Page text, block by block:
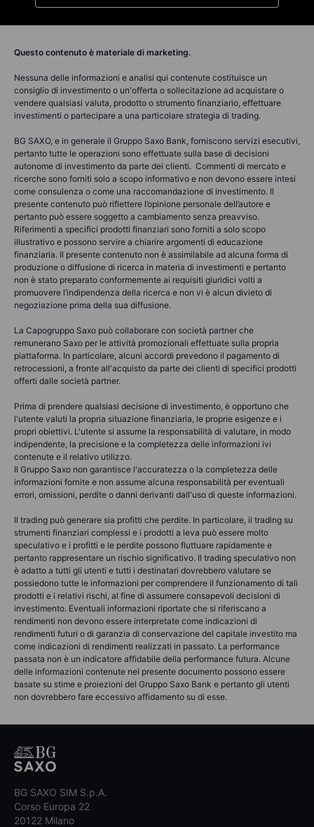
Questo contenuto è materiale di marketing.
Nessuna delle informazioni e analisi qui contenute costituisce un
consiglio di investimento o un'offerta o sollecitazione ad acquistare o
vendere qualsiasi valuta, prodotto o strumento finanziario, effettuare
investimenti o partecipare a una particolare strategia di trading.
BG SAXO, e in generale il Gruppo Saxo Bank, forniscono servizi esecutivi,
pertanto tutte le operazioni sono effettuate sulla base di decisioni
autonome di investimento da parte dei clienti. Commenti di mercato e
ricerche sono forniti solo a scopo informativo e non devono essere intesi
come consulenza o come una raccomandazione di investimento. Il
presente contenuto può riflettere l’opinione personale dell’autore e
pertanto può essere soggetto a cambiamento senza preavviso.
Riferimenti a specifici prodotti finanziari sono forniti a solo scopo
illustrativo e possono servire a chiarire argomenti di educazione
finanziaria. Il presente contenuto non è assimilabile ad alcuna forma di
produzione o diffusione di ricerca in materia di investimenti e pertanto
non è stato preparato conformemente ai requisiti giuridici volti a
promuovere l’indipendenza della ricerca e non vi è alcun divieto di
negoziazione prima della sua diffusione.
La Capogruppo Saxo può collaborare con società partner che
remunerano Saxo per le attività promozionali effettuate sulla propria
piattaforma. In particolare, alcuni accordi prevedono il pagamento di
retrocessioni, a fronte all'acquisto da parte dei clienti di specifici prodotti
offerti dalle società partner.
Prima di prendere qualsiasi decisione di investimento, è opportuno che
l'utente valuti la propria situazione finanziaria, le proprie esigenze e i
propri obiettivi. L'utente si assume la responsabilità di valutare, in modo
indipendente, la precisione e la completezza delle informazioni ivi
contenute e il relativo utilizzo.
Il Gruppo Saxo non garantisce l'accuratezza o la completezza delle
informazioni fornite e non assume alcuna responsabilità per eventuali
errori, omissioni, perdite o danni derivanti dall'uso di queste informazioni.
Il trading può generare sia profitti che perdite. In particolare, il trading su
strumenti finanziari complessi e i prodotti a leva può essere molto
speculativo e i profitti e le perdite possono fluttuare rapidamente e
pertanto rappresentare un rischio significativo. Il trading speculativo non
è adatto a tutti gli utenti e tutti i destinatari dovrebbero valutare se
possiedono tutte le informazioni per comprendere il funzionamento di tali
prodotti e i relativi rischi, al fine di assumere consapevoli decisioni di
investimento. Eventuali informazioni riportate che si riferiscano a
rendimenti non devono essere interpretate come indicazioni di
rendimenti futuri o di garanzia di conservazione del capitale investito ma
come indicazioni di rendimenti realizzati in passato. La performance
passata non è un indicatore affidabile della performance futura. Alcune
delle informazioni contenute nel presente documento possono essere
basate su stime e proiezioni del Gruppo Saxo Bank e pertanto gli utenti
non dovrebbero fare eccessivo affidamento su di esse.
BG SAXO SIM S.p.A.
Corso Europa 22
20122 Milano